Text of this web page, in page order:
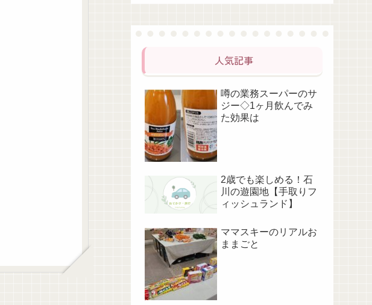
人気記事
噂の業務スーパーのサ
ジー◇1ヶ月飲んでみ
た効果は
2歳でも楽しめる！石
川の遊園地【手取りフ
ィッシュランド】
ママスキーのリアルお
ままごと